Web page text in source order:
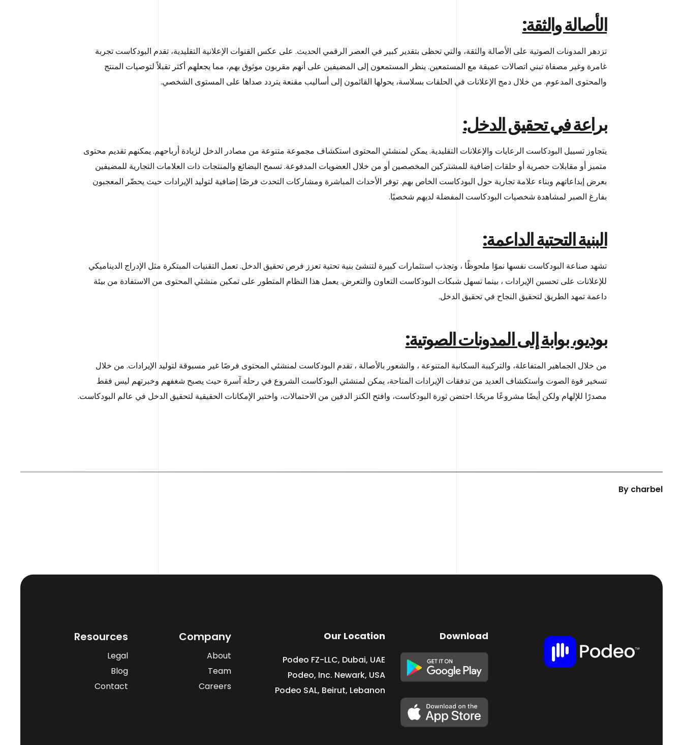
الأصالة والثقة:
تزدهر المدونات الصوتية على الأصالة والثقة، والتي تحظى بتقدير كبير في العصر الرقمي الحديث. على عكس القنوات الإعلانية التقليدية، تقدم البودكاست تجربة
غامرة وغير مصفاة تبني اتصالات عميقة مع المستمعين. ينظر المستمعون إلى المضيفين على أنهم مقربون موثوق بهم، مما يجعلهم أكثر تقبلاً لتوصيات المنتج
والمحتوى المدعوم. من خلال دمج الإعلانات في الحلقات بسلاسة، يحولها القائمون إلى أساليب مقنعة يتردد صداها على المستوى الشخصي.
براعة في تحقيق الدخل:
يتجاوز تسييل البودكاست الرعايات والإعلانات التقليدية. يمكن لمنشئي المحتوى استكشاف مجموعة متنوعة من مصادر الدخل لزيادة أرباحهم. يمكنهم تقديم محتوى
متميز أو مقابلات حصرية أو حلقات إضافية للمشتركين المخصصين أو من خلال العضويات المدفوعة. تسمح البضائع والمنتجات ذات العلامات التجارية للمضيفين
بعرض إبداعاتهم وبناء علامة تجارية حول البودكاست الخاص بهم. توفر الأحداث المباشرة ومشاركات التحدث فرصًا إضافية لتوليد الإيرادات حيث يحضّر المعجبون
بفارغ الصبر لمشاهدة شخصيات البودكاست المفضلة لديهم شخصيًا.
البنية التحتية الداعمة:
تشهد صناعة البودكاست نفسها نموًا ملحوظًا ، وتجذب استثمارات كبيرة لتنشئ بنية تحتية تعزز فرص تحقيق الدخل. تعمل التقنيات المبتكرة مثل الإدراج الديناميكي
للإعلانات على تحسين الإيرادات ، بينما تسهل شبكات البودكاست التعاون والتعرض. يعمل هذا النظام المتطور على تمكين منشئي المحتوى من الاستفادة من بيئة
داعمة تمهد الطريق لتحقيق النجاح في تحقيق الدخل.
بوديو، بوابة إلى المدونات الصوتية:
من خلال الجماهير المتفاعلة، والتركيبة السكانية المتنوعة ، والشعور بالأصالة ، تقدم البودكاست لمنشئي المحتوى فرصًا غير مسبوقة لتوليد الإيرادات. من خلال
تسخير قوة الصوت واستكشاف العديد من تدفقات الإيرادات المتاحة، يمكن لمنشئي البودكاست الشروع في رحلة آسرة حيث يصبح شغفهم وخبرتهم ليس فقط
مصدرًا للإلهام ولكن أيضًا مشروعًا مربحًا. احتضن ثورة البودكاست، وافتح الكنز الدفين من الاحتمالات، واختبر الإمكانات الحقيقية لتحقيق الدخل في عالم البودكاست.
By charbel
Download
Our Location
Podeo FZ-LLC, Dubai, UAE
Podeo, Inc. Newark, USA
Podeo SAL, Beirut, Lebanon
Company
About
Team
Careers
Resources
Legal
Blog
Contact